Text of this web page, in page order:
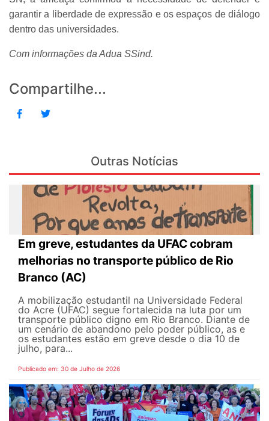
garantir a liberdade de expressão e os espaços de diálogo
dentro das universidades.
Com informações da Adua SSind.
Compartilhe...
Outras Notícias
Em greve, estudantes da UFAC cobram
melhorias no transporte público de Rio
Branco (AC)
A mobilização estudantil na Universidade Federal
do Acre (UFAC) segue fortalecida na luta por um
transporte público digno em Rio Branco. Diante de
um cenário de abandono pelo poder público, as e
os estudantes estão em greve desde o dia 10 de
julho, para...
Publicado em: 30 de Julho de 2026